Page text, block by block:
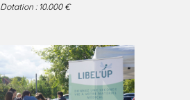
Dotation : 10.000 €